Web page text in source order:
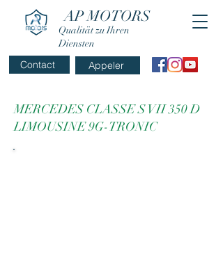
AP MOTORS
Qualität zu Ihren
Diensten
Appeler
Contact
MERCEDES CLASSE S VII 350 D
LIMOUSINE 9G-TRONIC